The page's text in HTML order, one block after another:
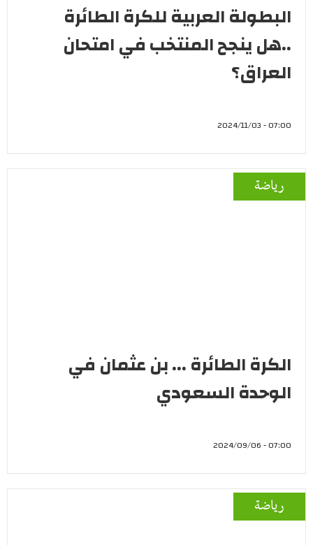
البطولة العربية للكرة الطائرة
..هل ينجح المنتخب في امتحان
العراق؟
07:00 - 2024/11/03
رياضة
الكرة الطائرة ... بن عثمان في
الوحدة السعودي
07:00 - 2024/09/06
رياضة